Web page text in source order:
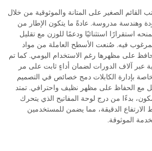
الصغير على المتانة والموثوقية من خلال
وهندسة مدروسة. عادةً ما يتكون الإطار من
استقرارًا استثنائيًا ودعمًا للوزن مع تقليل
المرغوب فيه. صُنعت الأسطح العاملة من مواد
على مظهرها رغم الاستخدام اليومي. كما تم
عبر آلاف الدورات لضمان أداءٍ ثابت على مر
بإدارة الكابلات دمج خصائص في التصميم
مع الحفاظ على مظهر نظيف واحترافي. تمتد
بدءًا من درج لوحة المفاتيح الذي يتحرك
الارتفاع الدقيقة، مما يضمن للمستخدمين
الموثوقة.